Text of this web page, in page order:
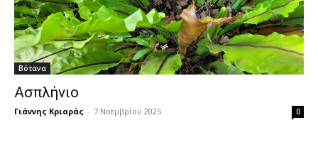
Βότανα
Ασπλήνιο
Γιάννης Κριαράς - 7 Νοεμβρίου 2025 0